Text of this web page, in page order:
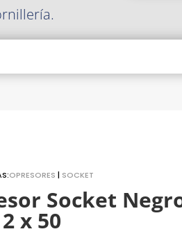
OPRESORES | SOCKET
Socket
x 50